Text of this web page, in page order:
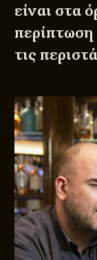
είναι στα
περίπτωση
τις